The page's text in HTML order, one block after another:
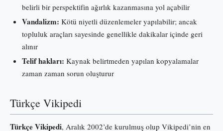
belirli bir perspektifin ağırlık kazanmasına yol açabilir
Vandalizm: Kötü niyetli düzenlemeler yapılabilir; ancak
topluluk araçları sayesinde genellikle dakikalar içinde geri
alınır
Telif hakları: Kaynak belirtmeden yapılan kopyalamalar
zaman zaman sorun oluşturur
Türkçe Vikipedi
Türkçe Vikipedi, Aralık 2002’de kurulmuş olup Vikipedi’nin en